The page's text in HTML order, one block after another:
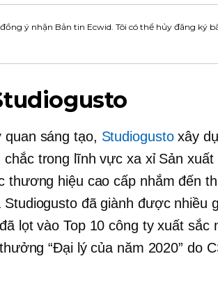
đồng ý nhận Bản tin Ecwid. Tôi có thể hủy đăng ký
sáng tạo, Studiogustoxây
trong lĩnh vực xa xỉ Sản
thương hiệu cao cấp nhắm đến
Studiogusto đã giành được nhiều
lọt vào Top 10 công ty xuất sắc
“Đại lý của năm 2020” do